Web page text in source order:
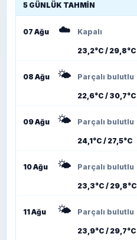
5 GÜNLÜK TAHMIN
07 Ağu ☁️ Kapalı
23,2°C / 29,8°C
08 Ağu 🌤️ Parçalı bulutlu
22,6°C / 30,7°C
09 Ağu 🌤️ Parçalı bulutlu
24,1°C / 27,5°C
10 Ağu 🌤️ Parçalı bulutlu
23,3°C / 29,8°C
11 Ağu 🌤️ Parçalı bulutlu
23,9°C / 29,7°C